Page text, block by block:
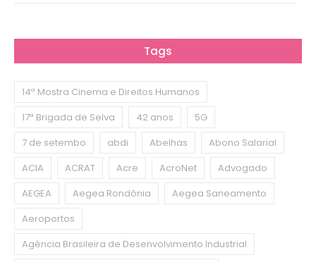
Tags
14ª Mostra Cinema e Direitos Humanos
17ª Brigada de Selva
42 anos
5G
7 de setembo
abdi Abelhas
Abono Salarial
ACIA
ACRAT Acre AcroNet
Advogado
AEGEA
Aegea Rondônia
Aegea Saneamento
Aeroportos
Agência Brasileira de Desenvolvimento Industrial